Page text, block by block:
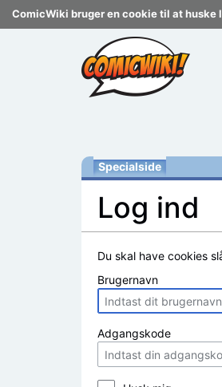
ComicWiki bruger en cookie til at huske
Specialside
Log ind
Du skal have cookies
Brugernavn
Adgangskode